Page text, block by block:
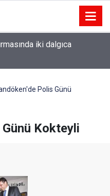
iki dalgıca
Polis Günü
Kokteyli